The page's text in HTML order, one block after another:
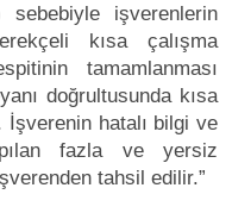
sebebiyle işverenlerin
kısa çalışma
tamamlanması
doğrultusunda kısa
hatalı bilgi ve
fazla ve yersiz
tahsil edilir.”